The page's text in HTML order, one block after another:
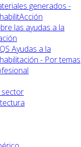
generados -
las ayudas a la
Ayudas a la
- Por temas
sector